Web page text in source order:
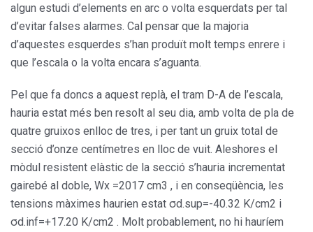
algun estudi d’elements en arc o volta esquerdats per tal
d’evitar falses alarmes. Cal pensar que la majoria
d’aquestes esquerdes s’han produït molt temps enrere i
que l’escala o la volta encara s’aguanta.
Pel que fa doncs a aquest replà, el tram D-A de l’escala,
hauria estat més ben resolt al seu dia, amb volta de pla de
quatre gruixos enlloc de tres, i per tant un gruix total de
secció d’onze centímetres en lloc de vuit. Aleshores el
mòdul resistent elàstic de la secció s’hauria incrementat
gairebé al doble, Wx =2017 cm3 , i en conseqüència, les
tensions màximes haurien estat σd.sup=-40.32 K/cm2 i
σd.inf=+17.20 K/cm2 . Molt probablement, no hi hauríem